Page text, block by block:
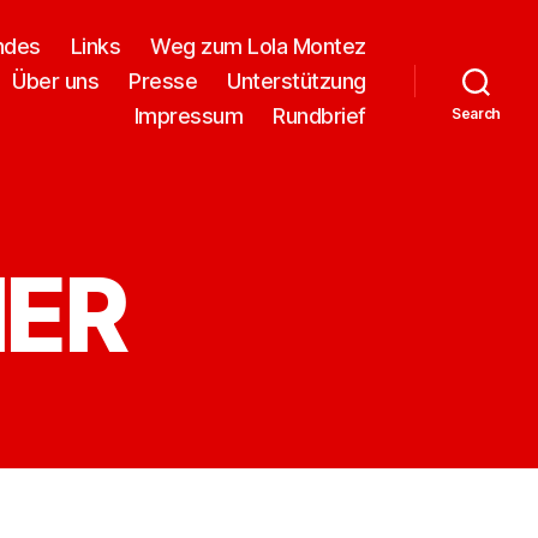
Links
Weg zum Lola Montez
Über uns
Presse
Unterstützung
Impressum
Rundbrief Search